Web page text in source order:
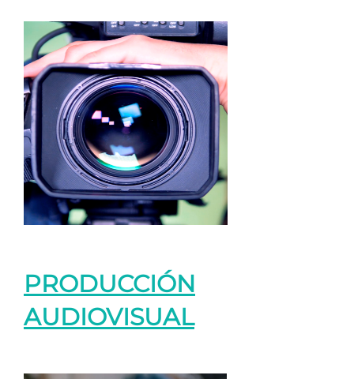
PRODUCCIÓN
AUDIOVISUAL